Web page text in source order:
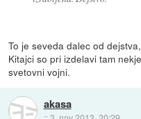
To je seveda dalec od
Kitajci so pri izdelavi tam
svetovni vojni.
akasa